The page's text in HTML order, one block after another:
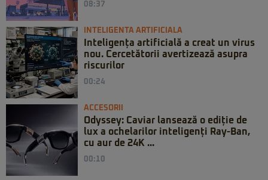
08:37
INTELIGENTA ARTIFICIALA
Inteligența artificială a creat un virus
nou. Cercetătorii avertizează asupra
riscurilor
00:24
ACCESORII
Odyssey: Caviar lansează o ediție de
lux a ochelarilor inteligenți Ray-Ban,
cu aur de 24K ...
00:10